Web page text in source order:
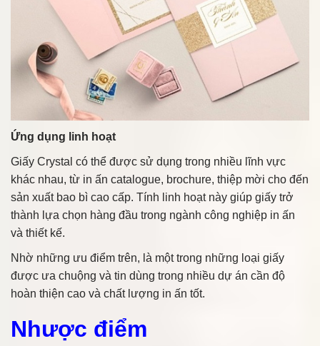
Ứng dụng linh hoạt
Giấy Crystal có thể được sử dụng trong nhiều lĩnh vực
khác nhau, từ in ấn catalogue, brochure, thiệp mời cho đến
sản xuất bao bì cao cấp. Tính linh hoạt này giúp giấy trở
thành lựa chọn hàng đầu trong ngành công nghiệp in ấn
và thiết kế.
Nhờ những ưu điểm trên, là một trong những loại giấy
được ưa chuộng và tin dùng trong nhiều dự án cần độ
hoàn thiện cao và chất lượng in ấn tốt.
Nhược điểm